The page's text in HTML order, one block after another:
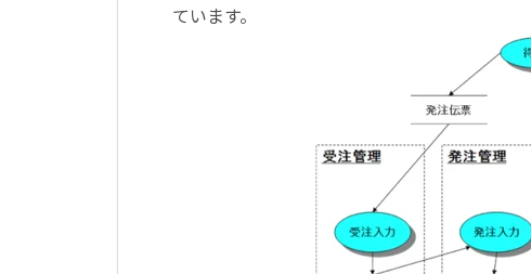
ています。